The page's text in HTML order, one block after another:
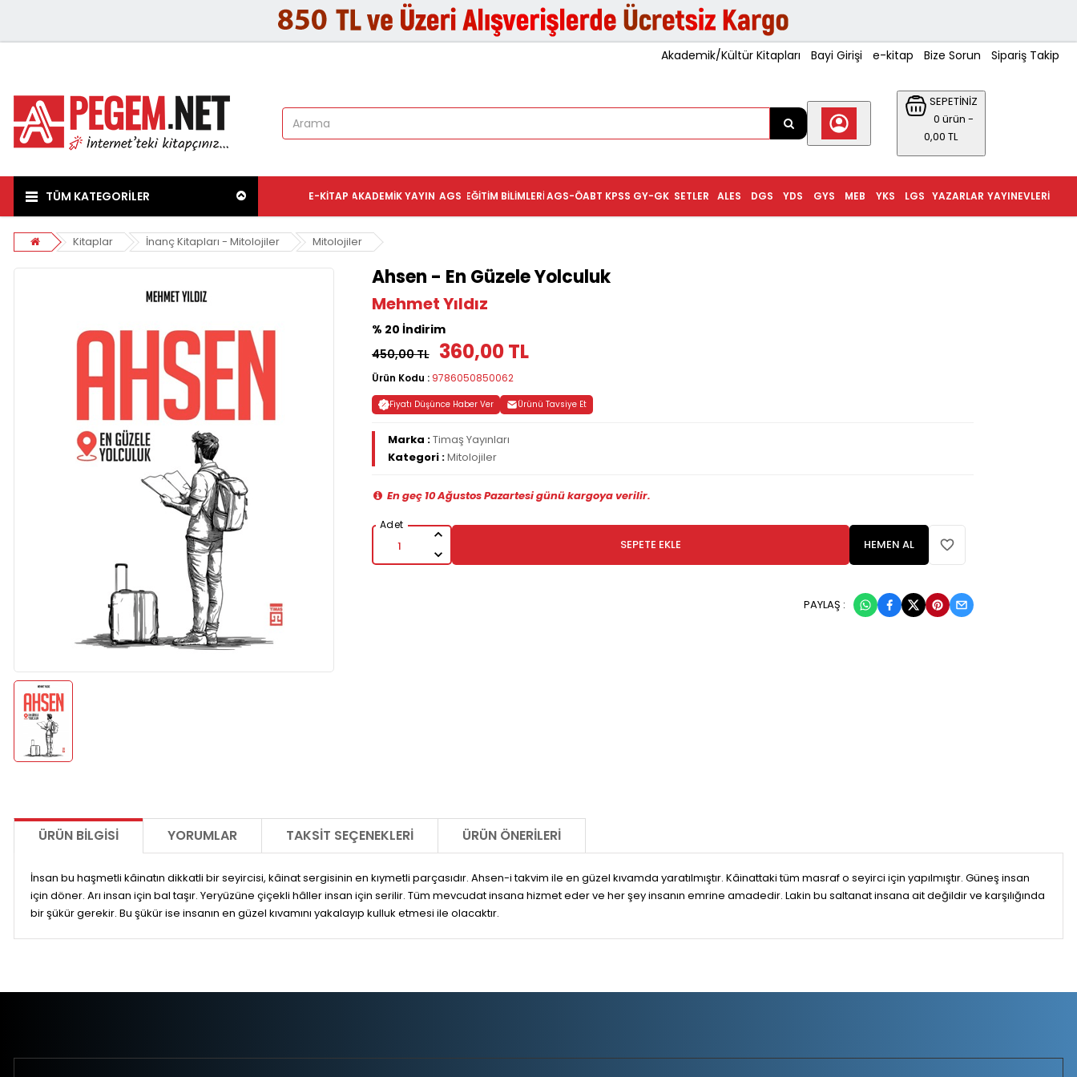
Akademik/Kültür Kitapları Bayi Girişi e-kitap Bize Sorun Sipariş Takip
SEPETİNİZ
0 ürün -
0,00 TL
TÜM KATEGORİLER YAYINEVLERI
YAZARLAR
LGS
YKS
MEB
GYS
YDS
DGS
ALES
SETLER
KPSS GY-GK
AGS-ÖABT
EĞITIM BILIMLERI
AGS
AKADEMIK YAYIN
E-KITAP
Kitaplar İnanç Kitapları - Mitolojiler Mitolojiler
Ahsen - En Güzele Yolculuk
Mehmet Yıldız
% 20 İndirim
450,00 TL
360,00 TL
Ürün Kodu : 9786050850062
Fiyatı Düşünce Haber Ver Ürünü Tavsiye Et
Marka :Timaş Yayınları
Kategori :Mitolojiler
En geç 10 Ağustos Pazartesi günü kargoya verilir.
SEPETE EKLE HEMEN AL
PAYLAŞ :
ÜRÜN BILGISI YORUMLAR TAKSIT SEÇENEKLERI ÜRÜN ÖNERILERI
İnsan bu haşmetli kâinatın dikkatli bir seyircisi, kâinat sergisinin en kıymetli parçasıdır. Ahsen-i takvim ile en güzel kıvamda yaratılmıştır. Kâinattaki tüm masraf o seyirci için yapılmıştır. Güneş insan
için döner. Arı insan için bal taşır. Yeryüzüne çiçekli hâller insan için serilir. Tüm mevcudat insana hizmet eder ve her şey insanın emrine amadedir. Lakin bu saltanat insana ait değildir ve karşılığında
bir şükür gerekir. Bu şükür ise insanın en güzel kıvamını yakalayıp kulluk etmesi ile olacaktır.